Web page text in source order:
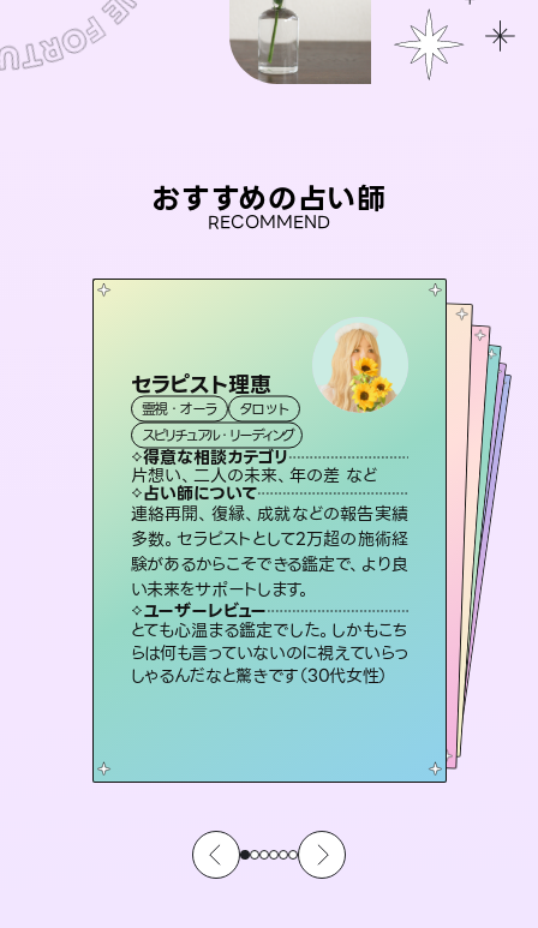
おすすめの占い師
RECOMMEND
セラピスト理恵
霊視・オーラ
タロット
スピリチュアル・リーディング
得意な相談カテゴリ
片想い、二人の未来、年の差 など
占い師について
連絡再開、復縁、成就などの報告実績
多数。セラピストとして2万超の施術経
験があるからこそできる鑑定で、より良
い未来をサポートします。
ユーザーレビュー
とても心温まる鑑定でした。しかもこち
らは何も言っていないのに視えていらっ
しゃるんだなと驚きです（30代女性）
おう 霊感オラクル
霊視・オーラ
オラクルカード
得意な相談カテゴリ
恋愛総合、あの人の気持ち など
占い師について
霊視×オラクルカードを使って「今」と
「未来」そして「気になるあの人の気持
ち」まで丁寧に読み解き、恋や人生のヒ
ントを優しく引き出します。
ユーザーレビュー
不安な気持ちが嘘みたいに晴れまし
た…！よく視えていらっしゃるんだなと
感じました（40代 女性）
桃源珠羽（とうげんみう）
霊視・オーラ
スピリチュアル・リーディング
得意な相談カテゴリ
片想い、あの人の気持ち、復縁 など
占い師について
恋愛のお悩みの中でも特に「曖昧な関
係」の相談を得意としており、友達以上
恋人未満なお相手との今後や本音を丁
寧に読み解き恋愛成就へと導きます。
ユーザーレビュー
鑑定していただいてアドバイス通りに行
動すると仲が復活してきました。ありが
とうございました（40代 女性）
彗望（すいぼう
霊視・オーラ
スピリチュアル・リーディング
得意な相談カテゴリ
片想い、あの人の気持ち、復縁 など
占い師について
3,700年以上の歴史を持つ東洋最古の占術「易占」で詳細まで占い、幸せへ向かう道筋を示します。厳しい結果にも具体的な対策をお伝えします。
ユーザーレビュー
複雑な背景もしっかり聞いて鑑定して
いただけました。気持ちが楽になりまし
た（50代 女性）
アイリス -iris-
西洋占星術
ルーン
得意な相談カテゴリ
恋愛総合、片想い、二人の未来 など
占い師について
復縁、恋愛、不倫の行方、同性愛や片
思い、仕事関係や借金問題まで知りた
いことや心の負担になっていることを
紐解き、背中をそっと押して導きます。
ユーザーレビュー
安心感のあり、言い切ってくれる所や濁
さない鑑定のおかげで、毎回自分の気
持ちを整えられます（30代 男性）
未来視師＊花
霊視・オーラ 心理学
スピリチュアル・リーディング
得意な相談カテゴリ
出逢い、片想い、復縁 など
占い師について
未来には何パターンもの選択肢があり
ます。不安で視えにくくなっているあな
たの素敵な未来を見つけ、その未来を
選択できるようアドバイスします。
ユーザーレビュー
職場の人の性質や人間関係、本心など
本当によく視えていてびっくり。対策が
打てて前向きになれます（40代）